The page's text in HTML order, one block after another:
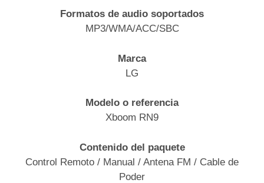
Formatos de audio soportados
MP3/WMA/ACC/SBC
Marca
LG
Modelo o referencia
Xboom RN9
Contenido del paquete
Control Remoto / Manual / Antena FM / Cable de
Poder